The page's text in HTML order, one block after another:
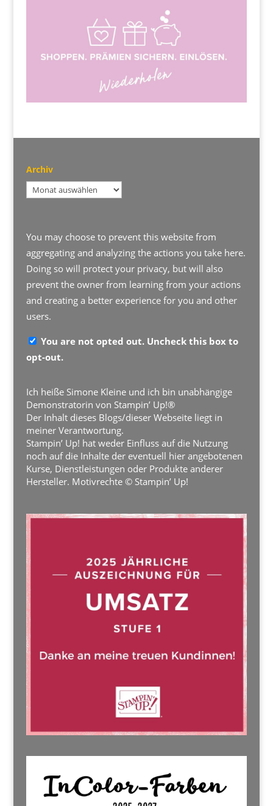
Archiv
Archiv
You may choose to prevent this website from
aggregating and analyzing the actions you take here.
Doing so will protect your privacy, but will also
prevent the owner from learning from your actions
and creating a better experience for you and other
users.
You are not opted out. Uncheck this box to
opt-out.
Ich heiße Simone Kleine und ich bin unabhängige
Demonstratorin von Stampin’ Up!®
Der Inhalt dieses Blogs/dieser Webseite liegt in
meiner Verantwortung.
Stampin’ Up! hat weder Einfluss auf die Nutzung
noch auf die Inhalte der eventuell hier angebotenen
Kurse, Dienstleistungen oder Produkte anderer
Hersteller. Motivrechte © Stampin’ Up!